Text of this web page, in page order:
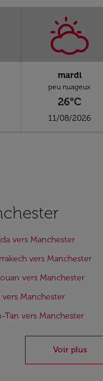
mardi
peu nuageux
26°C
11/08/2026
vers Manchester
vers Manchester
vers Manchester
vers Manchester
Tan vers Manchester
Voir plus